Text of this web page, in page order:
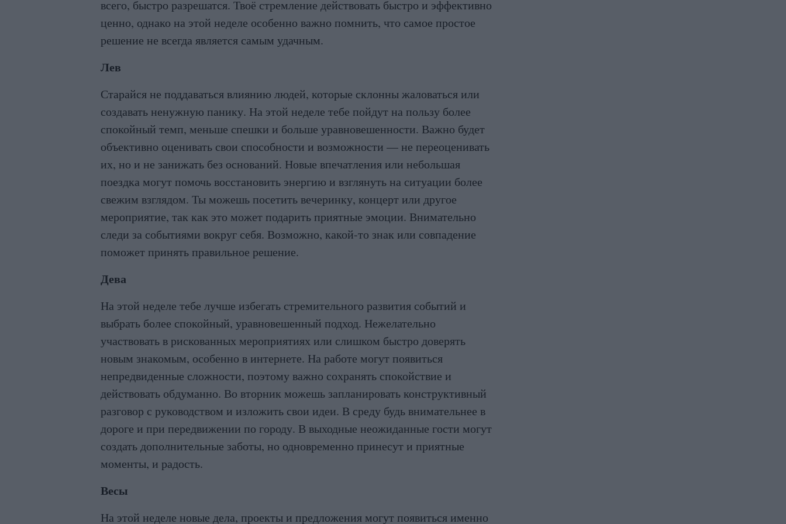
всего, быстро разрешатся. Твоё стремление действовать быстро и эффективно
ценно, однако на этой неделе особенно важно помнить, что самое простое
решение не всегда является самым удачным.
Лев
Старайся не поддаваться влиянию людей, которые склонны жаловаться или
создавать ненужную панику. На этой неделе тебе пойдут на пользу более
спокойный темп, меньше спешки и больше уравновешенности. Важно будет
объективно оценивать свои способности и возможности — не переоценивать
их, но и не занижать без оснований. Новые впечатления или небольшая
поездка могут помочь восстановить энергию и взглянуть на ситуации более
свежим взглядом. Ты можешь посетить вечеринку, концерт или другое
мероприятие, так как это может подарить приятные эмоции. Внимательно
следи за событиями вокруг себя. Возможно, какой-то знак или совпадение
поможет принять правильное решение.
Дева
На этой неделе тебе лучше избегать стремительного развития событий и
выбрать более спокойный, уравновешенный подход. Нежелательно
участвовать в рискованных мероприятиях или слишком быстро доверять
новым знакомым, особенно в интернете. На работе могут появиться
непредвиденные сложности, поэтому важно сохранять спокойствие и
действовать обдуманно. Во вторник можешь запланировать конструктивный
разговор с руководством и изложить свои идеи. В среду будь внимательнее в
дороге и при передвижении по городу. В выходные неожиданные гости могут
создать дополнительные заботы, но одновременно принесут и приятные
моменты, и радость.
Весы
На этой неделе новые дела, проекты и предложения могут появиться именно